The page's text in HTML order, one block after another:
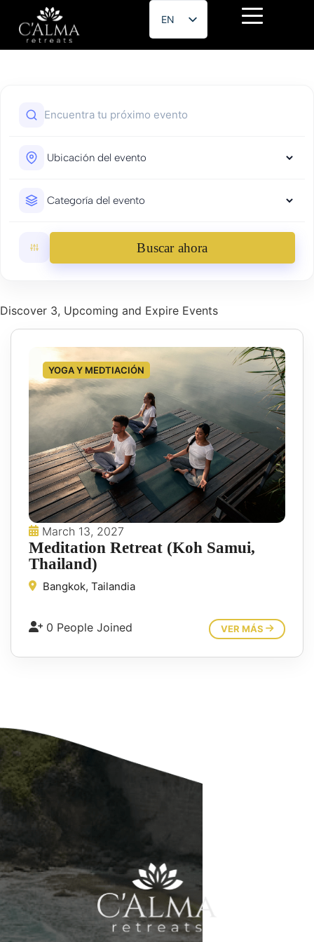
EN
ES
Buscar ahora
Discover 3, Upcoming and Expire Events
YOGA Y MEDTIACIÓN
March 13, 2027
Meditation Retreat (Koh Samui,
Thailand)
Bangkok, Tailandia
0 People Joined VER MÁS